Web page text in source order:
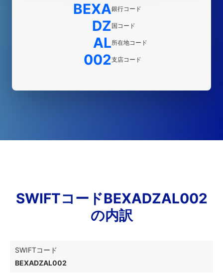
BEXA銀行コード
DZ国コード
AL所在地コード
002支店コード
SWIFTコードBEXADZAL002
の内訳
SWIFTコード
BEXADZAL002